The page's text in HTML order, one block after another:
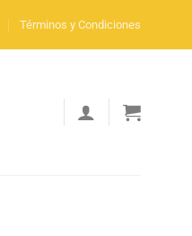
Términos y Condiciones